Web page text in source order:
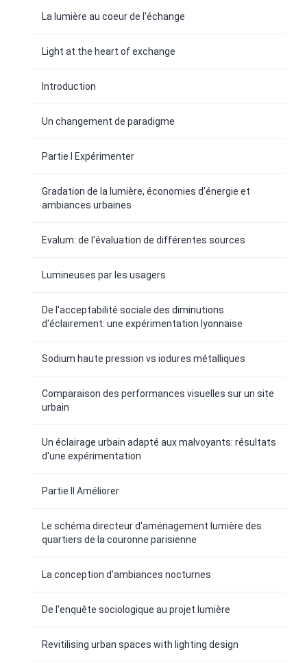
La lumière au coeur de l'échange
Light at the heart of exchange
Introduction
Un changement de paradigme
Partie I Expérimenter
Gradation de la lumière, économies d'énergie et
ambiances urbaines
Evalum: de l'évaluation de différentes sources
Lumineuses par les usagers
De l'acceptabilité sociale des diminutions
d'éclairement: une expérimentation lyonnaise
Sodium haute pression vs iodures métalliques
Comparaison des performances visuelles sur un site
urbain
Un éclairage urbain adapté aux malvoyants: résultats
d'une expérimentation
Partie II Améliorer
Le schéma directeur d'aménagement lumière des
quartiers de la couronne parisienne
La conception d'ambiances nocturnes
De l'enquête sociologique au projet lumière
Revitilising urban spaces with lighting design